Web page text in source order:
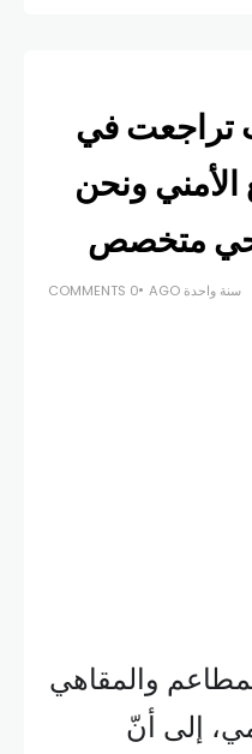
تراجعت في
ونحن
متخصص
سنة واحدة AGO 0 COMMENTS
والمقاهي
إلى أنّ